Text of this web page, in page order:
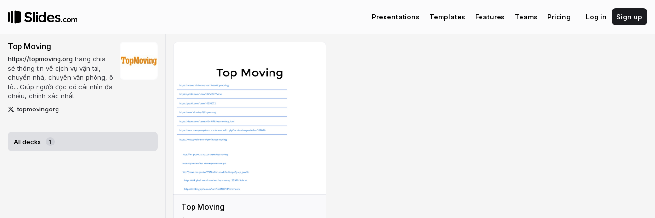
Presentations Templates Features Teams Pricing Log in Sign up
Top Moving
https://topmoving.org trang chia
sẻ thông tin về dịch vụ vận tải,
chuyển nhà, chuyển văn phòng, ô
tô... Giúp người đọc có cái nhìn đa
chiều, chính xác nhất
topmovingorg
All decks 1
Top Moving